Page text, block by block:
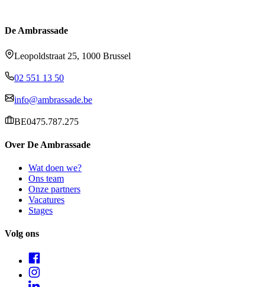
De Ambrassade
Leopoldstraat 25, 1000 Brussel
02 551 13 50
info@ambrassade.be
BE0475.787.275
Over De Ambrassade
Wat doen we?
Ons team
Onze partners
Vacatures
Stages
Volg ons